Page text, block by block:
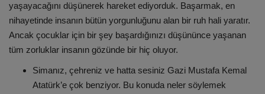
yaşayacağını düşünerek hareket ediyorduk. Başarmak, en
nihayetinde insanın bütün yorgunluğunu alan bir ruh hali yaratır.
Ancak çocuklar için bir şey başardığınızı düşününce yaşanan
tüm zorluklar insanın gözünde bir hiç oluyor.
Simanız, çehreniz ve hatta sesiniz Gazi Mustafa Kemal
Atatürk’e çok benziyor. Bu konuda neler söylemek